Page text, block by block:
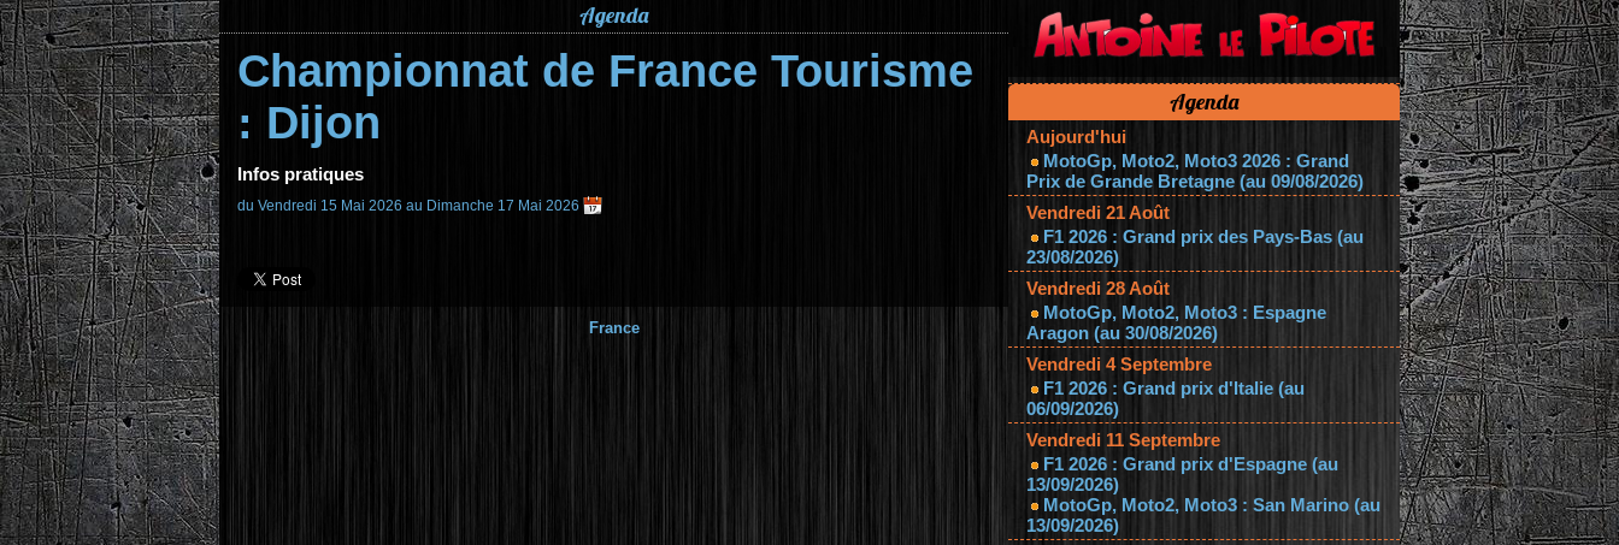
Agenda
Championnat de France Tourisme
: Dijon
Infos pratiques
du Vendredi 15 Mai 2026 au Dimanche 17 Mai 2026
France
Agenda
Aujourd'hui
MotoGp, Moto2, Moto3 2026 : Grand
Prix de Grande Bretagne (au 09/08/2026)
Vendredi 21 Août
F1 2026 : Grand prix des Pays-Bas (au
23/08/2026)
Vendredi 28 Août
MotoGp, Moto2, Moto3 : Espagne
Aragon (au 30/08/2026)
Vendredi 4 Septembre
F1 2026 : Grand prix d'Italie (au
06/09/2026)
Vendredi 11 Septembre
F1 2026 : Grand prix d'Espagne (au
13/09/2026)
MotoGp, Moto2, Moto3 : San Marino (au
13/09/2026)